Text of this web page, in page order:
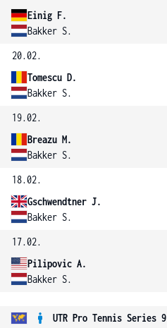
Einig F.
Bakker S.
20.02.
Tomescu D.
Bakker S.
19.02.
Breazu M.
Bakker S.
18.02.
Gschwendtner J.
Bakker S.
17.02.
Pilipovic A.
Bakker S.
UTR Pro Tennis Series 9